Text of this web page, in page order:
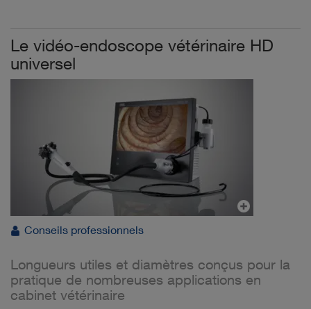
Le vidéo-endoscope vétérinaire HD
universel
Conseils professionnels
Longueurs utiles et diamètres conçus pour la
pratique de nombreuses applications en
cabinet vétérinaire